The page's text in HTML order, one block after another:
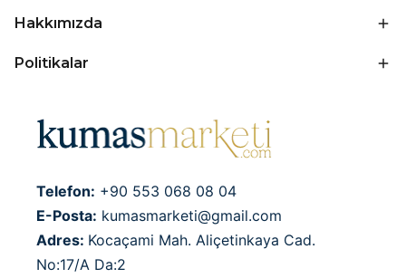
Hakkımızda
Politikalar
Telefon: +90 553 068 08 04
E-Posta: kumasmarketi@gmail.com
Adres: Kocaçami Mah. Aliçetinkaya Cad.
No:17/A Da:2